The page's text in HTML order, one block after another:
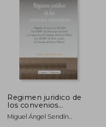
45%
Regimen juridico de
los convenios
urbanisticos
Miguel Ángel Sendín